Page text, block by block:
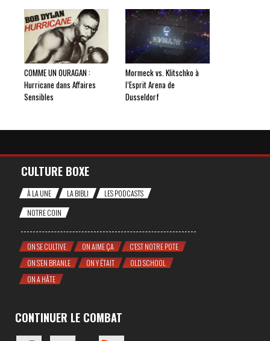
COMME UN OURAGAN :
Hurricane dans Affaires
Sensibles
Mormeck vs. Klitschko à
l’Esprit Arena de
Dusseldorf
CULTURE BOXE
À LA UNE LA BIBLI
LES PODCASTS
NOTRE COIN
ON SE CULTIVE ON AIME ÇA
C'EST NOTRE POTE
ON S'EN BRANLE
ON Y ÉTAIT
OLD SCHOOL
ON A HÂTE
CONTINUER LE COMBAT